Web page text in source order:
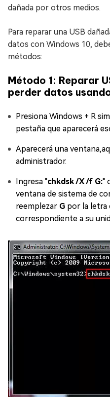
dañada por otros medios.
Para reparar una USB
datos con Windows 10,
métodos:
Método 1: Reparar
perder datos
Presiona Windows + R
pestaña que aparecerá
Aparecerá una
administrador.
Ingresa "chkdsk /X /f G:"
ventana de sistema de
reemplezar G por la letra
correspondiente a su